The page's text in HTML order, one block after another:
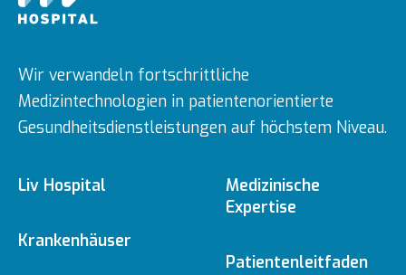
Wir verwandeln fortschrittliche
Medizintechnologien in patientenorientierte
Gesundheitsdienstleistungen auf höchstem Niveau.
Liv Hospital
Über uns
Krankenhäuser
Medizinische
Expertise
Medizinische
Patientenleitfaden